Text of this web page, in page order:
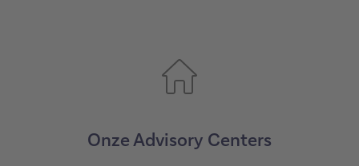
Onze Advisory Centers